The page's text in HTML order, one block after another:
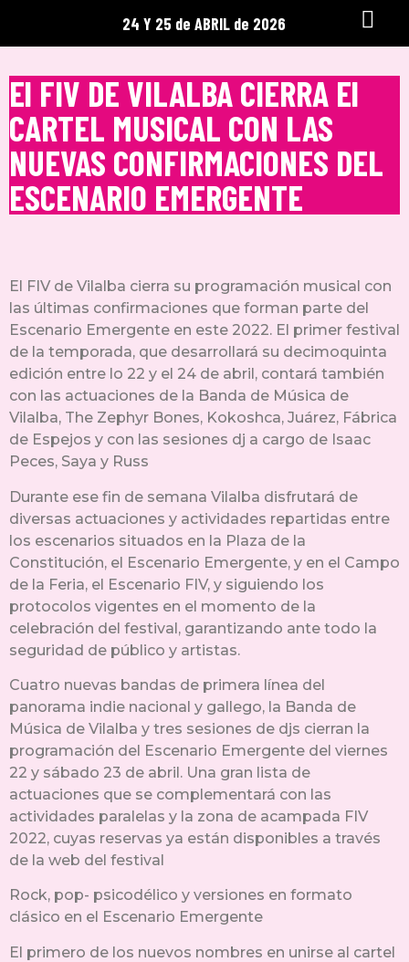
24 Y 25 de ABRIL de 2026
El FIV DE VILALBA CIERRA El
CARTEL MUSICAL CON LAS
NUEVAS CONFIRMACIONES DEL
ESCENARIO EMERGENTE
El FIV de Vilalba cierra su programación musical con
las últimas confirmaciones que forman parte del
Escenario Emergente en este 2022. El primer festival
de la temporada, que desarrollará su decimoquinta
edición entre lo 22 y el 24 de abril, contará también
con las actuaciones de la Banda de Música de
Vilalba, The Zephyr Bones, Kokoshca, Juárez, Fábrica
de Espejos y con las sesiones dj a cargo de Isaac
Peces, Saya y Russ
Durante ese fin de semana Vilalba disfrutará de
diversas actuaciones y actividades repartidas entre
los escenarios situados en la Plaza de la
Constitución, el Escenario Emergente, y en el Campo
de la Feria, el Escenario FIV, y siguiendo los
protocolos vigentes en el momento de la
celebración del festival, garantizando ante todo la
seguridad de público y artistas.
Cuatro nuevas bandas de primera línea del
panorama indie nacional y gallego, la Banda de
Música de Vilalba y tres sesiones de djs cierran la
programación del Escenario Emergente del viernes
22 y sábado 23 de abril. Una gran lista de
actuaciones que se complementará con las
actividades paralelas y la zona de acampada FIV
2022, cuyas reservas ya están disponibles a través
de la web del festival
Rock, pop- psicodélico y versiones en formato
clásico en el Escenario Emergente
El primero de los nuevos nombres en unirse al cartel